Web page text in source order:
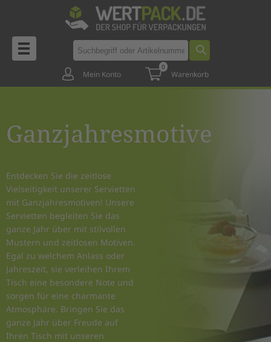
Mein Konto
0
Warenkorb
Ganzjahresmotive
Entdecken Sie die zeitlose
Vielseitigkeit unserer Servietten
mit Ganzjahresmotiven! Unsere
Servietten begleiten Sie das
ganze Jahr über mit stilvollen
Mustern und zeitlosen Motiven.
Egal zu welchem Anlass oder
Jahreszeit, sie verleihen Ihrem
Tisch eine besondere Note und
sorgen für eine charmante
Atmosphäre. Bringen Sie das
ganze Jahr über Freude auf
Ihren Tisch mit unseren